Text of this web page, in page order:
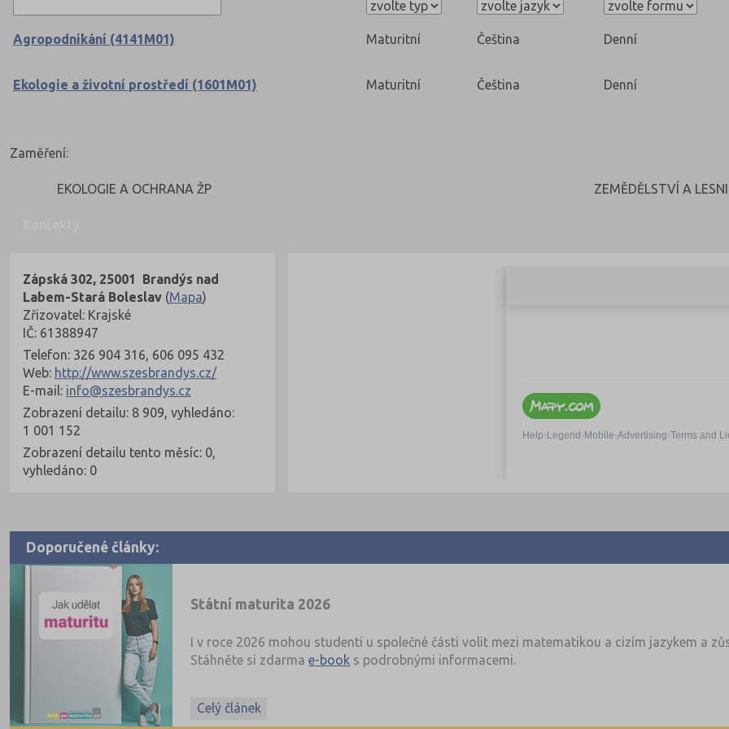
Agropodnikání (4141M01) Maturitní Čeština Denní
Ekologie a životní prostředí (1601M01) Maturitní Čeština Denní
Zaměření:
EKOLOGIE A OCHRANA ŽP ZEMĚDĚLSTVÍ A
Zápská 302, 25001 Brandýs nad
Labem-Stará Boleslav (Mapa)
Zřizovatel: Krajské
IČ: 61388947
Telefon: 326 904 316, 606 095 432
Web: http://www.szesbrandys.cz/
E-mail: info@szesbrandys.cz
Zobrazení detailu: 8 909, vyhledáno:
1 001 152
Zobrazení detailu tento měsíc: 0,
vyhledáno: 0
Doporučené články:
Státní maturita 2026
I v roce 2026 mohou studenti u společné části volit mezi matematikou a cizím jazykem a
Stáhněte si zdarmae-book s podrobnými informacemi.
Celý článek